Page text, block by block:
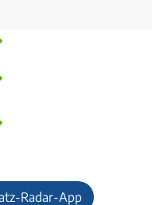
Radar-App